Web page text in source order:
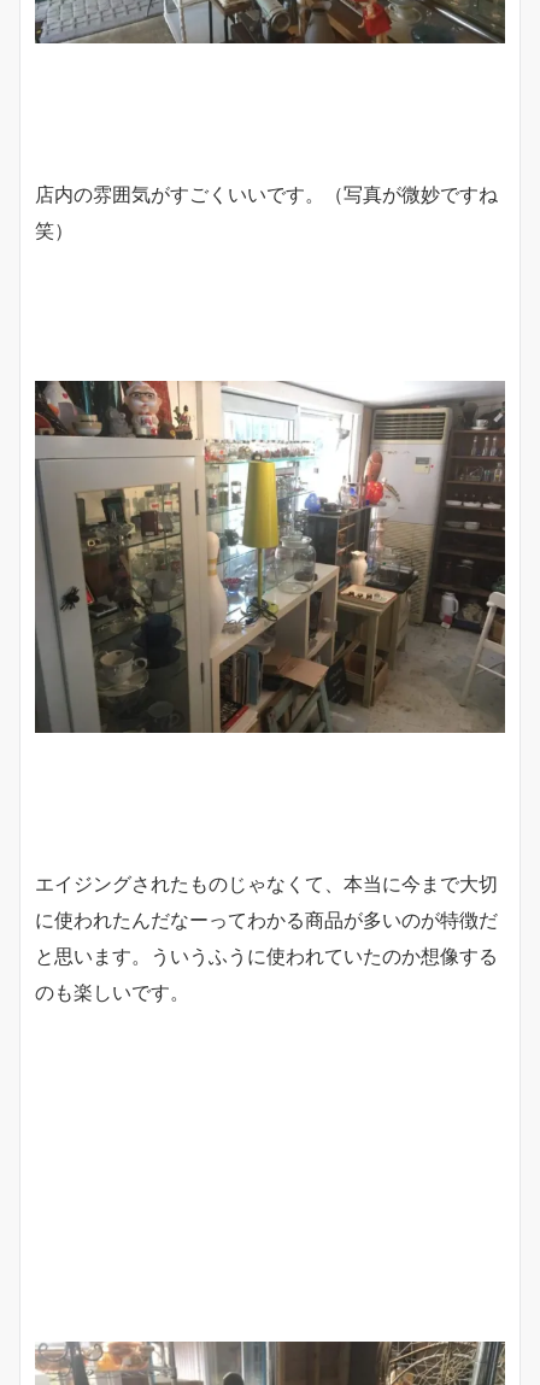
店内の雰囲気がすごくいいです。（写真が微妙ですね
笑）
エイジングされたものじゃなくて、本当に今まで大切
に使われたんだなーってわかる商品が多いのが特徴だ
と思います。ういうふうに使われていたのか想像する
のも楽しいです。